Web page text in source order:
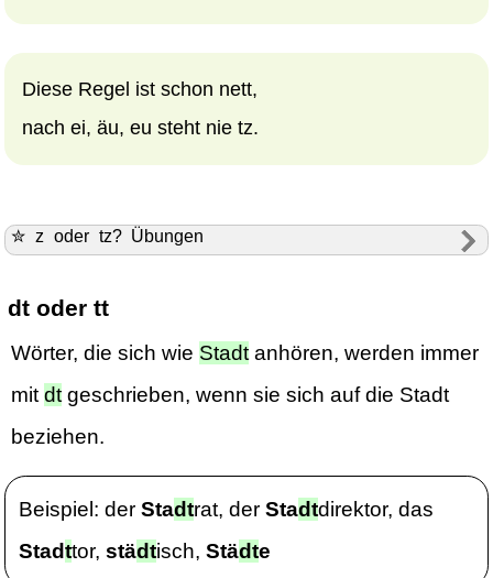
Diese Regel ist schon nett,
nach ei, äu, eu steht nie tz.
✮ z oder tz? Übungen
dt oder tt
Wörter, die sich wie Stadt anhören, werden immer
mitdt geschrieben, wenn sie sich auf die Stadt
beziehen.
Beispiel: derStadtrat, derStadtdirektor, das
Stadttor,städtisch,Städte